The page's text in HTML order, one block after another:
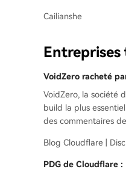
Cailianshe
VoidZero racheté
VoidZero, la société
build la plus
des commentaires
Blog Cloudflare |
PDG de Cloudflare